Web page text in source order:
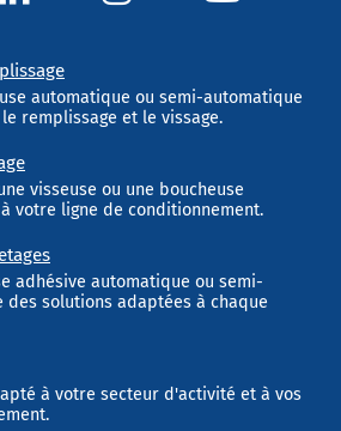
automatique ou semi-automatique
remplissage et le vissage.
visseuse ou une boucheuse
votre ligne de conditionnement.
adhésive automatique ou semi-
des solutions adaptées à chaque
à votre secteur d'activité et à vos